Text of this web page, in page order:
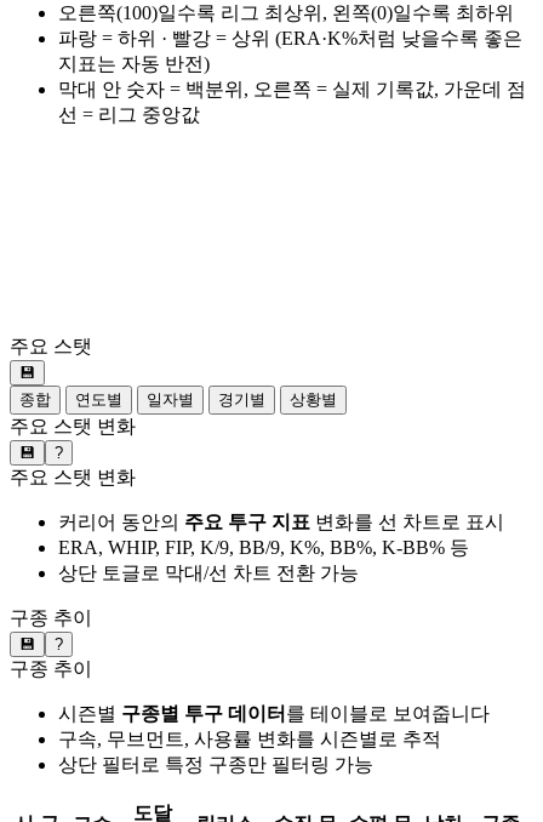
오른쪽(100)일수록 리그 최상위, 왼쪽(0)일수록 최하위
파랑 = 하위 · 빨강 = 상위 (ERA·K%처럼 낮을수록 좋은
지표는 자동 반전)
막대 안 숫자 = 백분위, 오른쪽 = 실제 기록값, 가운데 점
선 = 리그 중앙값
주요 스탯
💾
종합
연도별 일자별 경기별 상황별
주요 스탯 변화
💾 ?
주요 스탯 변화
커리어 동안의 주요 투구 지표 변화를 선 차트로 표시
ERA, WHIP, FIP, K/9, BB/9, K%, BB%, K-BB% 등
상단 토글로 막대/선 차트 전환 가능
구종 추이
💾 ?
구종 추이
시즌별 구종별 투구 데이터 를 테이블로 보여줍니다
구속, 무브먼트, 사용률 변화를 시즌별로 추적
상단 필터로 특정 구종만 필터링 가능
도달